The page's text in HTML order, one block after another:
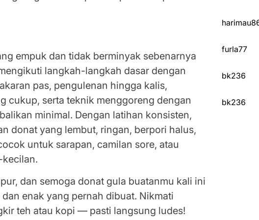
empuk dan tidak berminyak sebenarnya
langkah-langkah dasar dengan
pas, pengulenan hingga kalis,
cukup, serta teknik menggoreng dengan
minimal. Dengan latihan konsisten,
donat yang lembut, ringan, berpori halus,
untuk sarapan, camilan sore, atau
dan semoga donat gula buatanmu kali ini
enak yang pernah dibuat. Nikmati
teh atau kopi — pasti langsung ludes!
furla77
bk236
bk236